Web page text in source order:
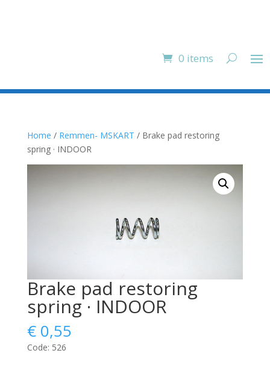
0 items
Home / Remmen- MSKART / Brake pad restoring
spring · INDOOR
Brake pad restoring
spring · INDOOR
€0,55
Code: 526